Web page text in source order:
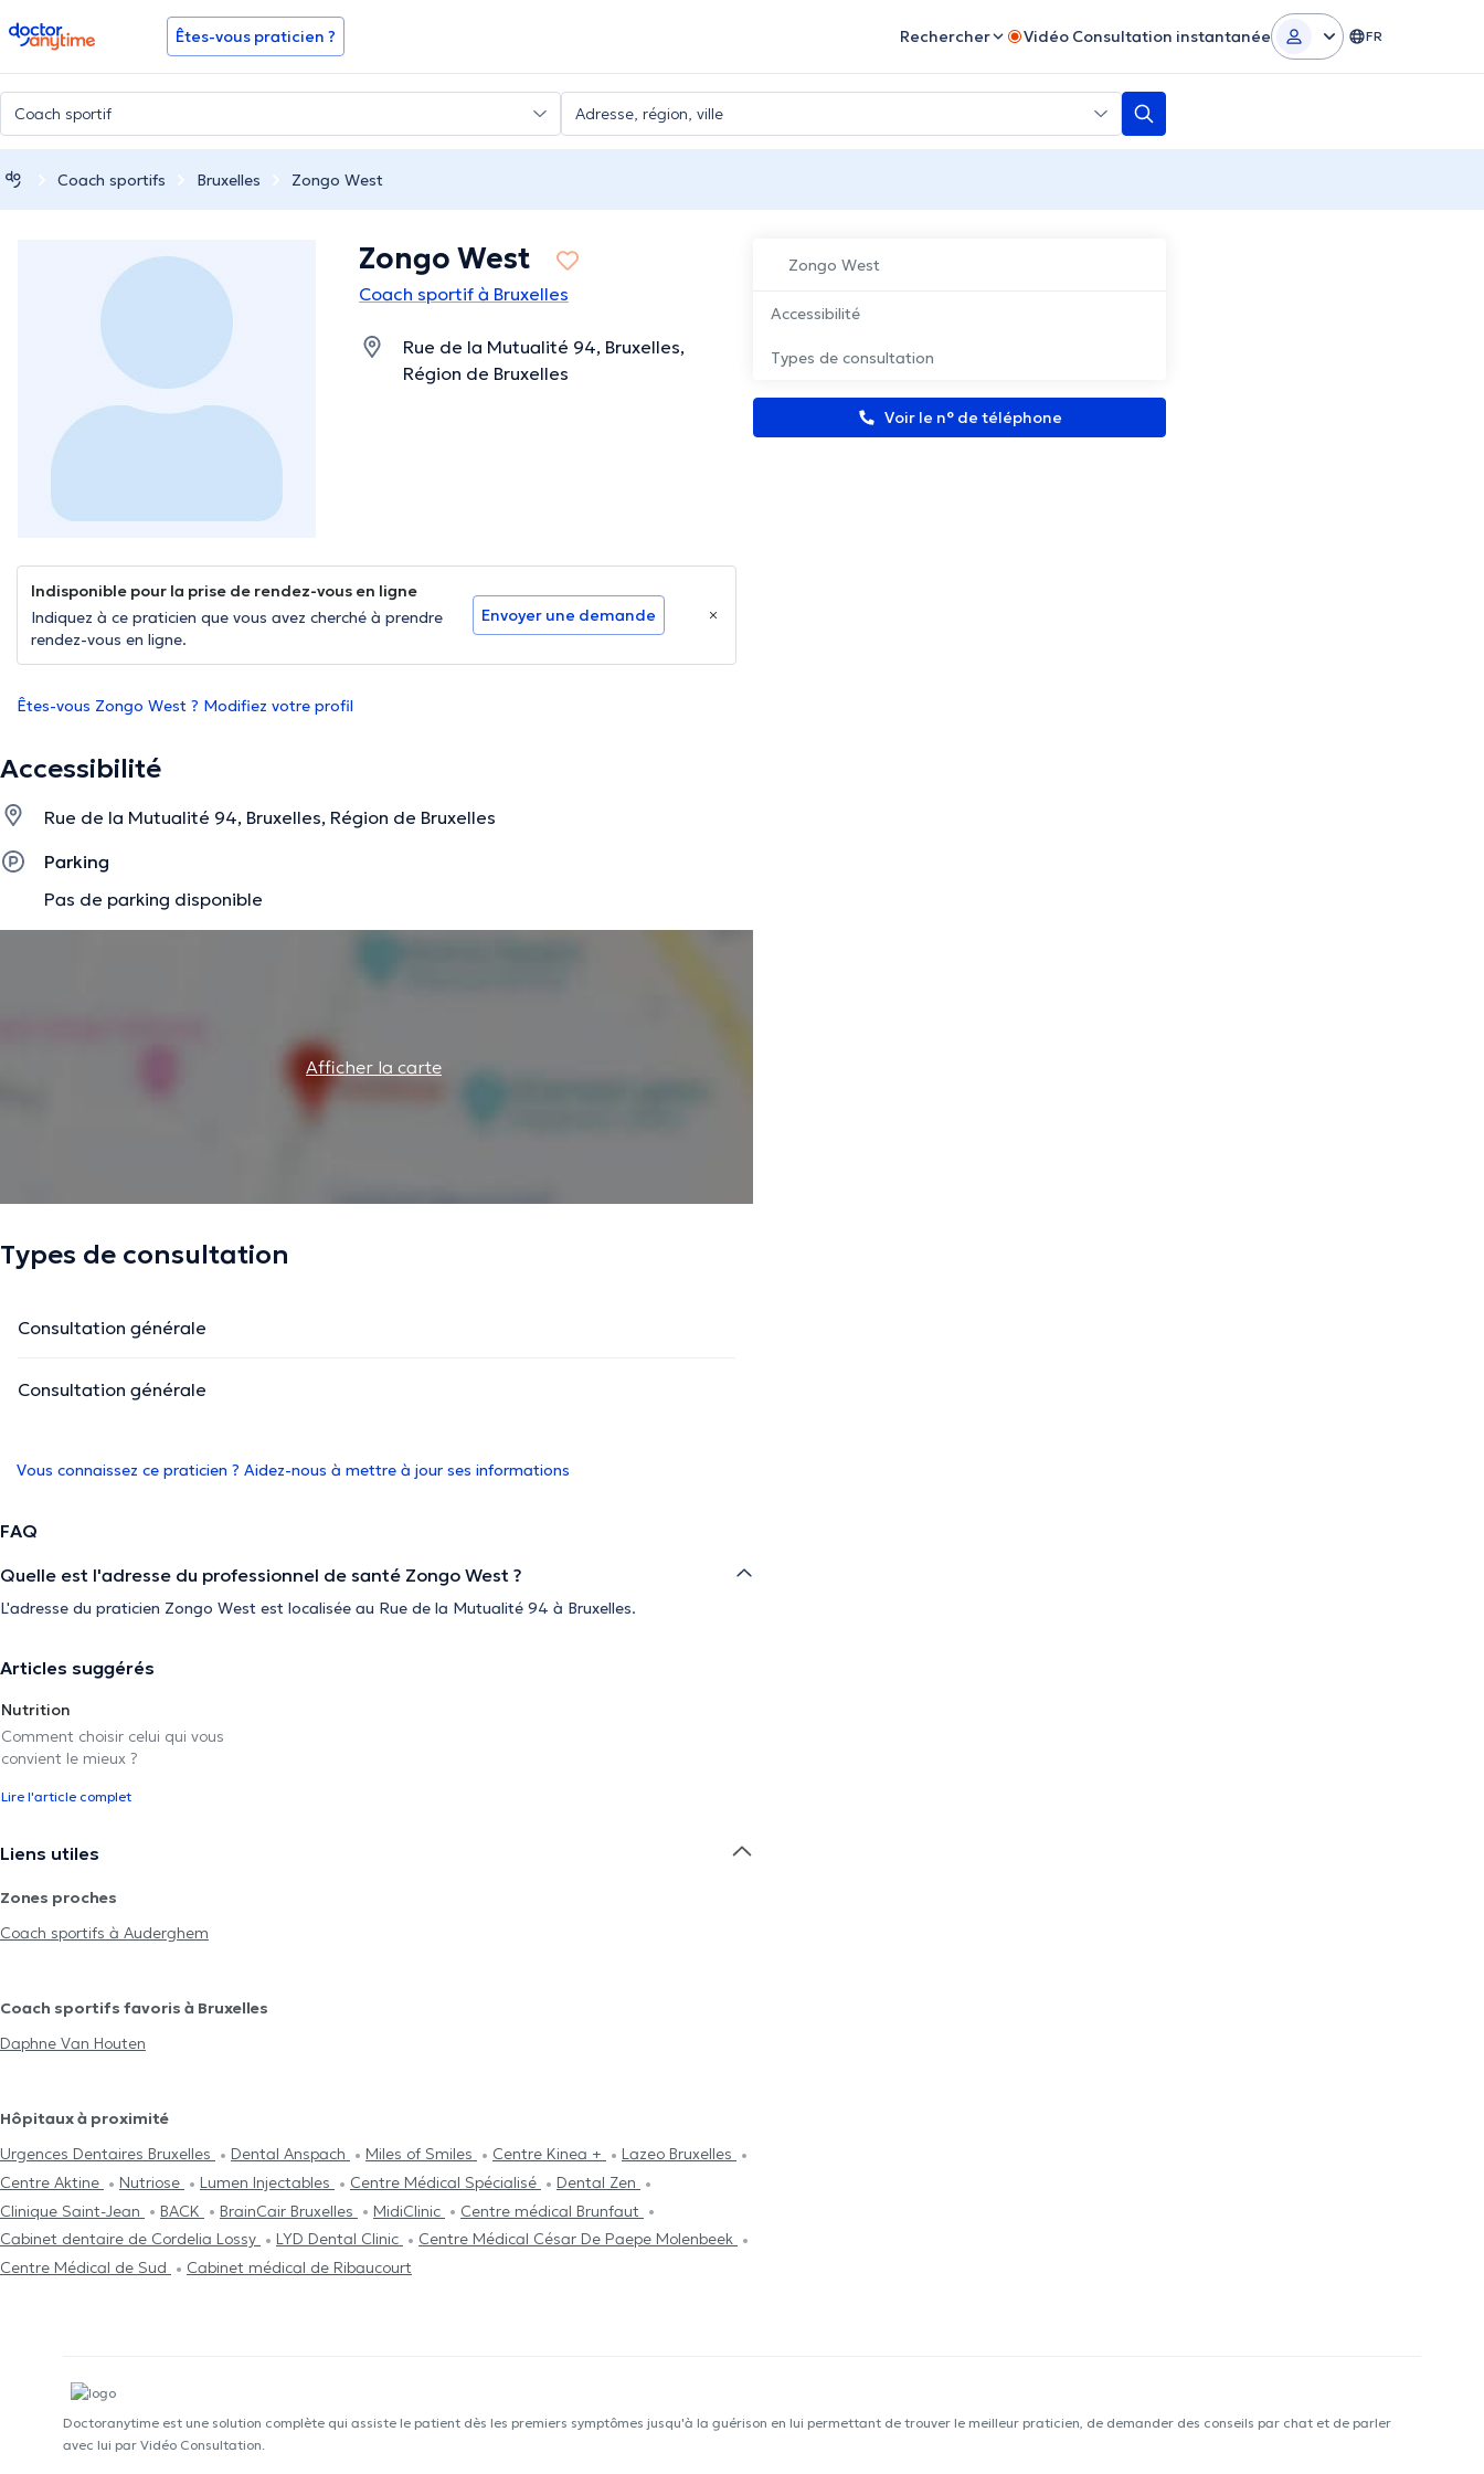
doctoranytime Êtes-vous praticien ? Rechercher Vidéo Consultation instantanée FR
Coach sportifs Bruxelles Zongo West
Zongo West
Accessibilité
Types de consultation
Voir le n° de téléphone
Zongo West
Coach sportif à Bruxelles
Rue de la Mutualité 94, Bruxelles,
Région de Bruxelles
Indisponible pour la prise de rendez-vous en ligne
Indiquez à ce praticien que vous avez cherché à prendre
rendez-vous en ligne.
Envoyer une demande
Êtes-vous Zongo West ? Modifiez votre profil
Accessibilité
Rue de la Mutualité 94, Bruxelles, Région de Bruxelles
Parking
Pas de parking disponible
Afficher la carte
Types de consultation
Consultation générale
Consultation générale
Vous connaissez ce praticien ? Aidez-nous à mettre à jour ses informations
FAQ
Quelle est l'adresse du professionnel de santé Zongo West ?
L'adresse du praticien Zongo West est localisée au Rue de la Mutualité 94 à Bruxelles.
Articles suggérés
Nutrition
Comment choisir celui qui vous
convient le mieux ?
Lire l'article complet
Liens utiles
Zones proches
Coach sportifs à Auderghem
Coach sportifs favoris à Bruxelles
Daphne Van Houten
Hôpitaux à proximité
Urgences Dentaires Bruxelles
Dental Anspach Miles of Smiles Centre Kinea +
Lazeo Bruxelles
Centre Aktine
Nutriose Lumen Injectables Centre Médical Spécialisé
Dental Zen
Clinique Saint-Jean
BACK BrainCair Bruxelles MidiClinic
Centre médical Brunfaut
Cabinet dentaire de Cordelia Lossy
LYD Dental Clinic
Centre Médical César De Paepe Molenbeek
Centre Médical de Sud
Cabinet médical de Ribaucourt
Doctoranytime est une solution complète qui assiste le patient dès les premiers symptômes jusqu'à la guérison en lui permettant de trouver le meilleur praticien, de demander des conseils par chat et de parler
avec lui par Vidéo Consultation.